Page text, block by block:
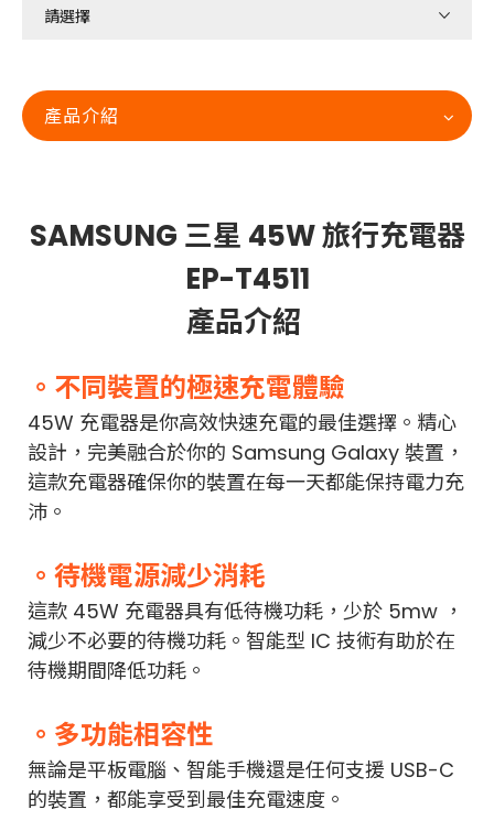
產品介紹
SAMSUNG 三星 45W 旅行充電器
EP-T4511
產品介紹
。不同裝置的極速充電體驗
45W 充電器是你高效快速充電的最佳選擇。精心
設計，完美融合於你的 Samsung Galaxy 裝置，
這款充電器確保你的裝置在每一天都能保持電力充
沛。
。待機電源減少消耗
這款 45W 充電器具有低待機功耗，少於 5mw ，
減少不必要的待機功耗。智能型 IC 技術有助於在
待機期間降低功耗。
。多功能相容性
無論是平板電腦、智能手機還是任何支援 USB-C
的裝置，都能享受到最佳充電速度。